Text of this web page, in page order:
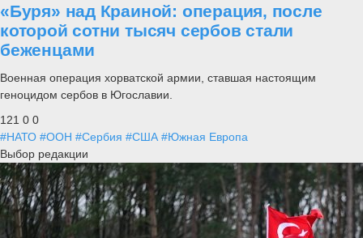
«Буря» над Краиной: операция, после
которой сотни тысяч сербов стали
беженцами
Военная операция хорватской армии, ставшая настоящим
геноцидом сербов в Югославии.
121 0 0
#НАТО #ООН #Сербия #США #Южная Европа
Выбор редакции